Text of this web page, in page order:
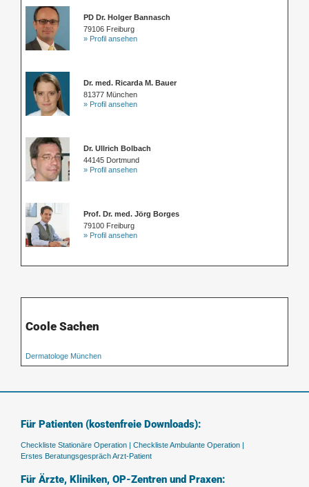
PD Dr. Holger Bannasch
79106 Freiburg
» Profil ansehen
Dr. med. Ricarda M. Bauer
81377 München
» Profil ansehen
Dr. Ullrich Bolbach
44145 Dortmund
» Profil ansehen
Prof. Dr. med. Jörg Borges
79100 Freiburg
» Profil ansehen
Coole Sachen
Dermatologe München
Für Patienten (kostenfreie Downloads):
Checkliste Stationäre Operation |
Checkliste Ambulante Operation |
Erstes Beratungsgespräch Arzt-Patient
Für Ärzte, Kliniken, OP-Zentren und Praxen: